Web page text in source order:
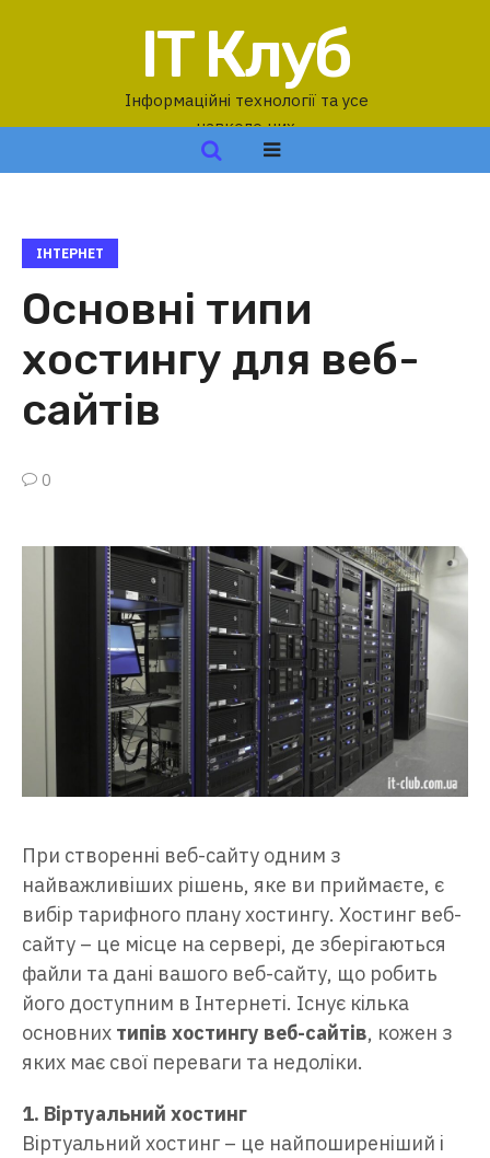
IT Клуб
Інформаційні технології та усе
навколо них
ІНТЕРНЕТ
Основні типи
хостингу для веб-
сайтів
0
При створенні веб-сайту одним з
найважливіших рішень, яке ви приймаєте, є
вибір тарифного плану хостингу. Хостинг веб-
сайту – це місце на сервері, де зберігаються
файли та дані вашого веб-сайту, що робить
його доступним в Інтернеті. Існує кілька
основних типів хостингу веб-сайтів, кожен з
яких має свої переваги та недоліки.
1. Віртуальний хостинг
Віртуальний хостинг – це найпоширеніший і